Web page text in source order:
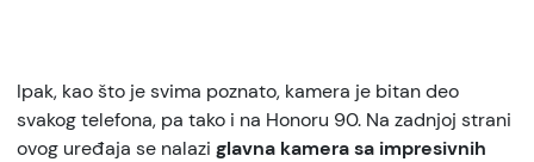
Ipak, kao što je svima poznato, kamera je bitan deo
svakog telefona, pa tako i na Honoru 90. Na zadnjoj strani
ovog uređaja se nalazi glavna kamera sa impresivnih